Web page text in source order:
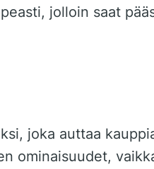
jolloin saat
joka auttaa
ominaisuudet,